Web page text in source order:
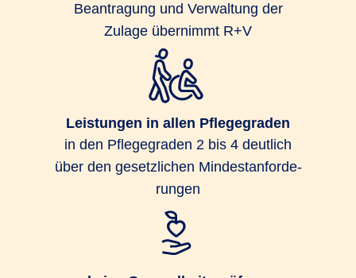
Beantragung und Verwaltung der
Zulage übernimmt R+V
Leistungen in allen Pflegegraden
in den Pflege­graden 2 bis 4 deut­lich
über den gesetz­lichen Min­dest­an­for­de­
rungen